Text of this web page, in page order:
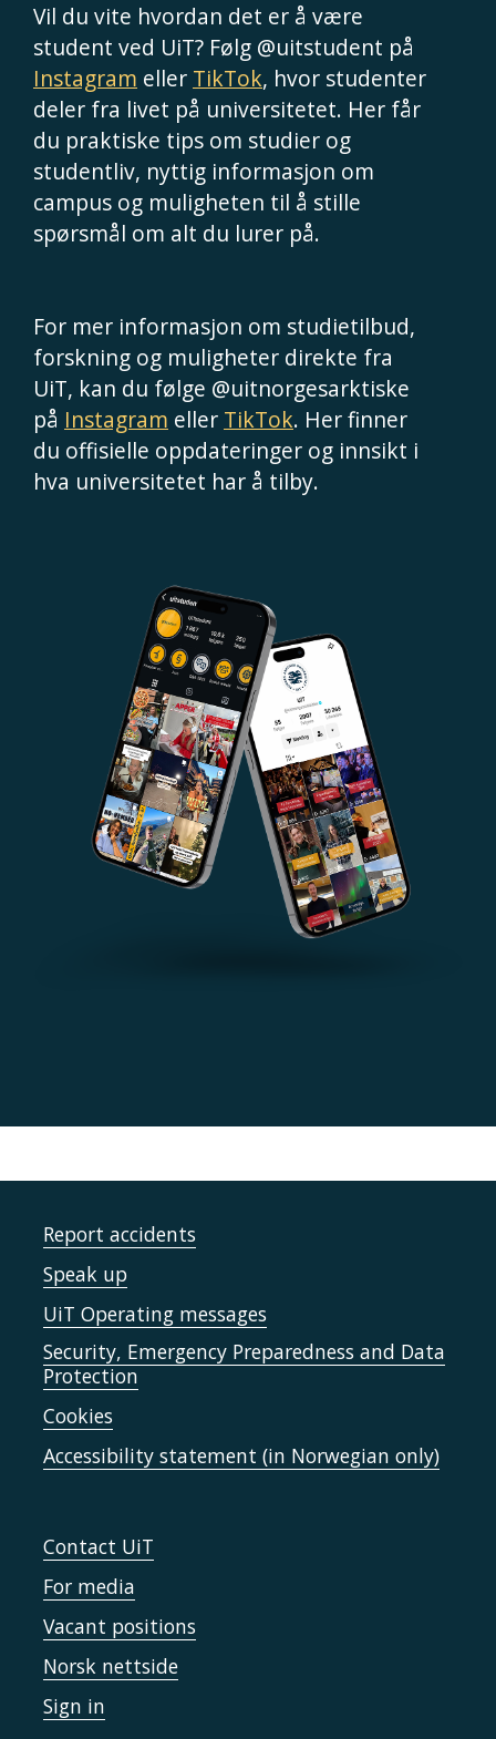
Vil du vite hvordan det er å være
student ved UiT? Følg @uitstudent på
Instagram eller TikTok, hvor studenter
deler fra livet på universitetet. Her får
du praktiske tips om studier og
studentliv, nyttig informasjon om
campus og muligheten til å stille
spørsmål om alt du lurer på.
For mer informasjon om studietilbud,
forskning og muligheter direkte fra
UiT, kan du følge @uitnorgesarktiske
på Instagram eller TikTok. Her finner
du offisielle oppdateringer og innsikt i
hva universitetet har å tilby.
Report accidents
Speak up
UiT Operating messages
Security, Emergency Preparedness and Data
Protection
Cookies
Accessibility statement (in Norwegian only)
Contact UiT
For media
Vacant positions
Norsk nettside
Sign in